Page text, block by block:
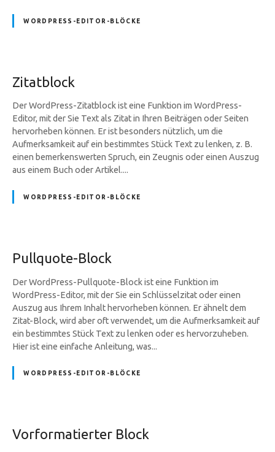
WORDPRESS-EDITOR-BLÖCKE
Zitatblock
Der WordPress-Zitatblock ist eine Funktion im WordPress-
Editor, mit der Sie Text als Zitat in Ihren Beiträgen oder Seiten
hervorheben können. Er ist besonders nützlich, um die
Aufmerksamkeit auf ein bestimmtes Stück Text zu lenken, z. B.
einen bemerkenswerten Spruch, ein Zeugnis oder einen Auszug
aus einem Buch oder Artikel....
WORDPRESS-EDITOR-BLÖCKE
Pullquote-Block
Der WordPress-Pullquote-Block ist eine Funktion im
WordPress-Editor, mit der Sie ein Schlüsselzitat oder einen
Auszug aus Ihrem Inhalt hervorheben können. Er ähnelt dem
Zitat-Block, wird aber oft verwendet, um die Aufmerksamkeit auf
ein bestimmtes Stück Text zu lenken oder es hervorzuheben.
Hier ist eine einfache Anleitung, was...
WORDPRESS-EDITOR-BLÖCKE
Vorformatierter Block